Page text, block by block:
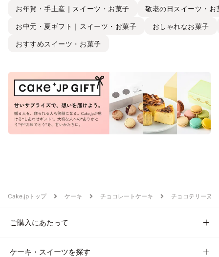
お年賀・手土産｜スイーツ・お菓子 敬老の日スイーツ・お
お中元・夏ギフト｜スイーツ・お菓子 おしゃれなお菓子
おすすめスイーツ・お菓子
Cake.jpトップ ケーキ チョコレートケーキ チョコテリーヌ
ご購入にあたって
ケーキ・スイーツを探す